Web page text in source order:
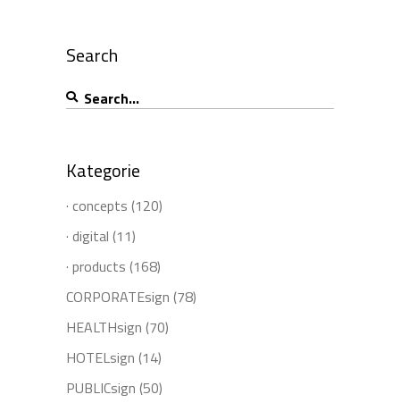
Search
Search
Kategorie
· concepts (120)
· digital (11)
· products (168)
CORPORATEsign (78)
HEALTHsign (70)
HOTELsign (14)
PUBLICsign (50)